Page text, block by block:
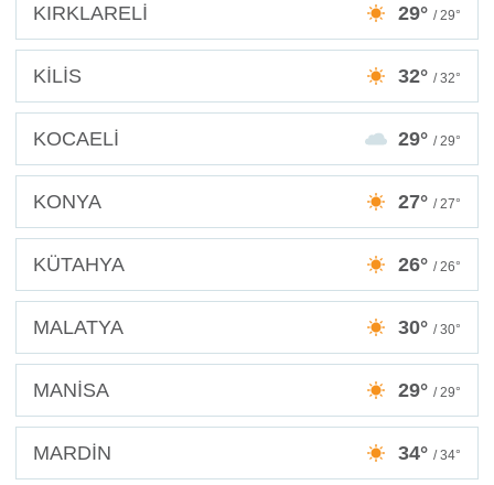
KIRKLARELİ 29° / 29°
KİLİS 32° / 32°
KOCAELİ 29° / 29°
KONYA 27° / 27°
KÜTAHYA 26° / 26°
MALATYA 30° / 30°
MANİSA 29° / 29°
MARDİN 34° / 34°